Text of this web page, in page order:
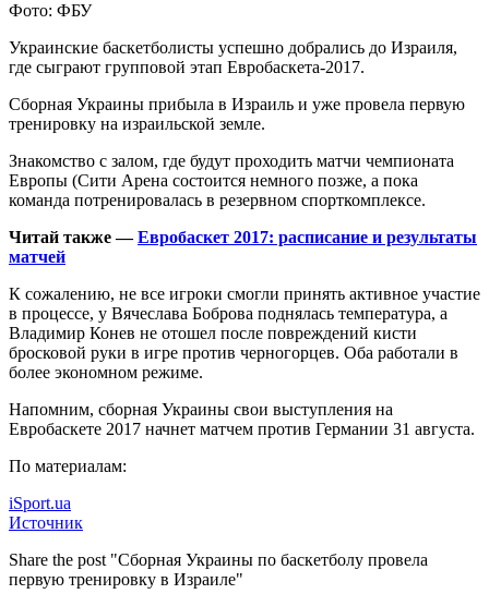
Фото: ФБУ
Украинские баскетболисты успешно добрались до Израиля,
где сыграют групповой этап Евробаскета-2017.
Сборная Украины прибыла в Израиль и уже провела первую
тренировку на израильской земле.
Знакомство с залом, где будут проходить матчи чемпионата
Европы (Сити Арена состоится немного позже, а пока
команда потренировалась в резервном спорткомплексе.
Читай также —Евробаскет 2017: расписание и результаты
матчей
К сожалению, не все игроки смогли принять активное участие
в процессе, у Вячеслава Боброва поднялась температура, а
Владимир Конев не отошел после повреждений кисти
бросковой руки в игре против черногорцев. Оба работали в
более экономном режиме.
Напомним, сборная Украины свои выступления на
Евробаскете 2017 начнет матчем против Германии 31 августа.
По материалам:
iSport.ua
Источник
Share the post "Сборная Украины по баскетболу провела
первую тренировку в Израиле"